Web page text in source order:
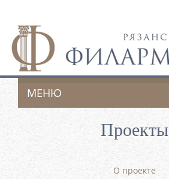
МЕНЮ
Проекты
О проекте